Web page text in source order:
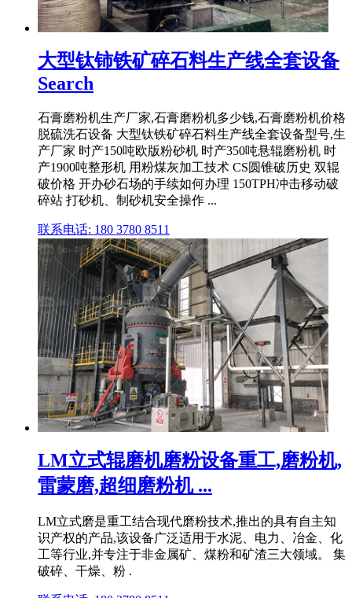
大型钛铈铁矿碎石料生产线全套设备
Search
石膏磨粉机生产厂家,石膏磨粉机多少钱,石膏磨粉机价格
脱硫洗石设备 大型钛铁矿碎石料生产线全套设备型号,生
产厂家 时产150吨欧版粉砂机 时产350吨悬辊磨粉机 时
产1900吨整形机 用粉煤灰加工技术 CS圆锥破历史 双辊
破价格 开办砂石场的手续如何办理 150TPH冲击移动破
碎站 打砂机、制砂机安全操作 ...
联系电话: 180 3780 8511
LM立式辊磨机磨粉设备重工,磨粉机,
雷蒙磨,超细磨粉机 ...
LM立式磨是重工结合现代磨粉技术,推出的具有自主知
识产权的产品,该设备广泛适用于水泥、电力、冶金、化
工等行业,并专注于非金属矿、煤粉和矿渣三大领域。 集
破碎、干燥、粉 .